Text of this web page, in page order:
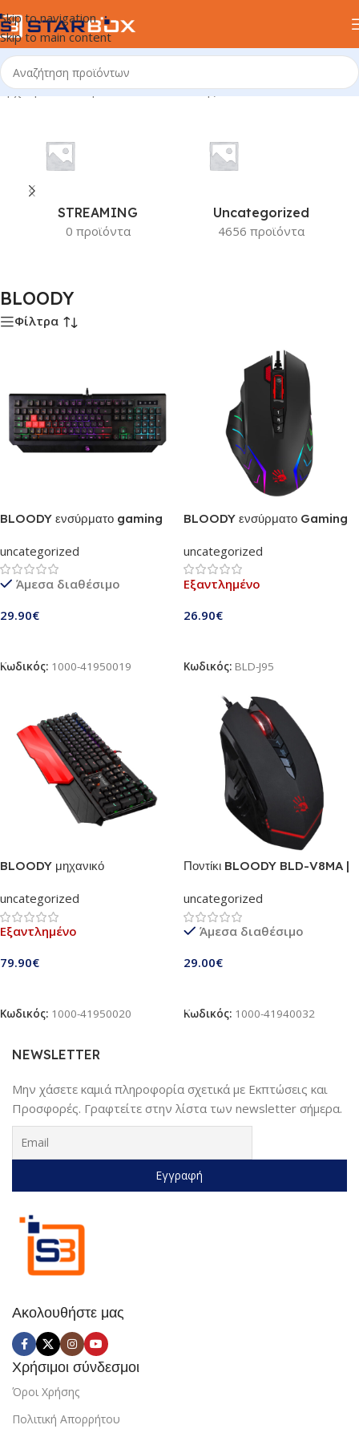
Skip to navigation
Skip to main content
Αρχική σελίδα/Προϊόν Κατασκευαστής/BLOODY
STREAMING
0 προϊόντα
Uncategorized
4656 προϊόντα
BLOODY
Φίλτρα
BLOODY ενσύρματο gaming
RGB Backlit, μαύρο
uncategorized
Άμεσα διαθέσιμο
29.90€
Κωδικός: 1000-41950019
BLOODY ενσύρματο Gaming
CPI, 9 πλήκτρα
uncategorized
Εξαντλημένο
26.90€
Κωδικός: BLD-J95
BLOODY μηχανικό
Light Strike Libra brown
uncategorized
Εξαντλημένο
79.90€
Κωδικός: 1000-41950020
Ποντίκι BLOODY BLD-V8MA |
| 3.200 cpi, 8 Κουμπιά | κόκκινο
LED φωτισμό, στο logo και στη
ροδέλα
uncategorized
Άμεσα διαθέσιμο
29.00€
Κωδικός: 1000-41940032
Ακολουθήστε μας
Χρήσιμοι σύνδεσμοι
Όροι Χρήσης
Πολιτική Απορρήτου
NEWSLETTER
Μην χάσετε καμιά πληροφορία σχετικά με Εκπτώσεις και
Προσφορές. Γραφτείτε στην λίστα των newsletter σήμερα.